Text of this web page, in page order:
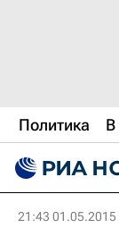
Политика В
21:43 01.05.2015